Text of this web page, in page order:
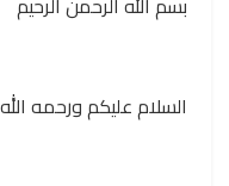
السلام عليكم ورحمه